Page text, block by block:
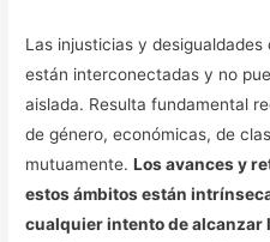
Las injusticias y
están interconectadas y no
aislada. Resulta fundamental
de género, económicas, de
mutuamente.Los avances y
estos ámbitos están
cualquier intento de alcanzar